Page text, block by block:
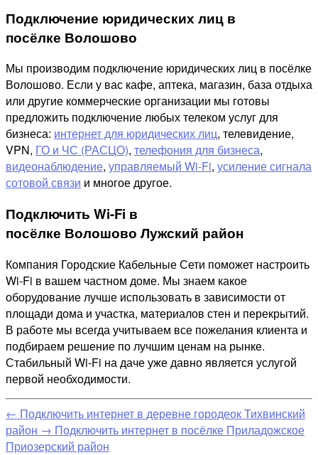
Подключение юридических лиц в
посёлке Волошово
Мы производим подключение юридических лиц в посёлке
Волошово. Если у вас кафе, аптека, магазин, база отдыха
или другие коммерческие организации мы готовы
предложить подключение любых телеком услуг для
бизнеса: интернет для юридических лиц, телевидение,
VPN, ГО и ЧС (РАСЦО), телефония для бизнеса,
видеонаблюдение, управляемый Wi-Fi, усиление сигнала
сотовой связи и многое другое.
Подключить Wi-Fi в
посёлке Волошово Лужский район
Компания Городские Кабельные Сети поможет настроить
Wi-Fi в вашем частном доме. Мы знаем какое
оборудование лучше использовать в зависимости от
площади дома и участка, материалов стен и перекрытий.
В работе мы всегда учитываем все пожелания клиента и
подбираем решение по лучшим ценам на рынке.
Стабильный Wi-Fi на даче уже давно является услугой
первой необходимости.
← Подключить интернет в деревне городеок Тихвинский
район → Подключить интернет в посёлке Приладожское
Приозерский район